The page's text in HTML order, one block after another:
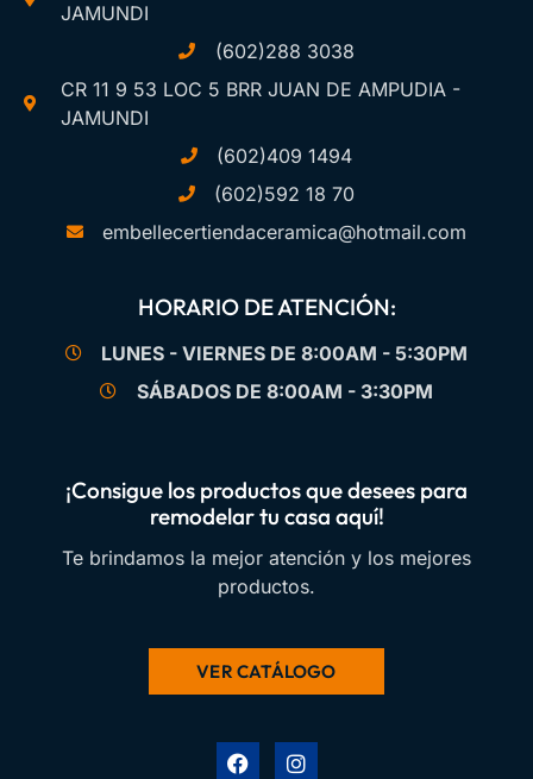
JAMUNDI
(602)288 3038
CR 11 9 53 LOC 5 BRR JUAN DE AMPUDIA -
JAMUNDI
(602)409 1494
(602)592 18 70
embellecertiendaceramica@hotmail.com
HORARIO DE ATENCIÓN:
LUNES - VIERNES DE 8:00AM - 5:30PM
SÁBADOS DE 8:00AM - 3:30PM
¡Consigue los productos que desees para
remodelar tu casa aquí!
Te brindamos la mejor atención y los mejores
productos.
VER CATÁLOGO